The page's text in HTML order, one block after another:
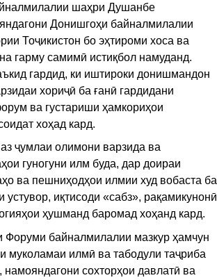
шаҳри Душанбе
Донишгоҳи байналмилалии
Тоҷикистон бо эҳтироми хоса ва
гарму самимӣ истиқбол намуданд.
гардид, ки иштироки донишмандон
хориҷӣ ба ғанӣ гардидани
ва густариши ҳамкориҳои
хоҳад кард.
ҷумлаи олимони варзида ва
гуногуни илм буда, дар доираи
ва пешниҳодҳои илмии худ вобаста ба
иқтисоди «сабз», рақамикунонӣ
ҳушманд баромад хоҳанд кард.
Форуми байналмилалии мазкур ҳамчун
муколамаи илмӣ ва табодули таҷриба
намояндагони сохторҳои давлатӣ ва